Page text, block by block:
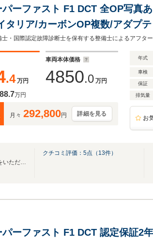
パーファスト F1 DCT 全OP写真
タリア/カーボンOP複数/アダプ
ー/チタニウムEXパイプ/レーシ
.4 万円
車両本体価格
4850.0 万円
万円
月々 292,800円 詳細を見る
年式
車検
保証
排気量
お
【クーポン】公式LINEから直接お問い合わせをいただきますと搬送費用サービス♪
クチコミ評価： 5点（ 13件）
パーファスト F1 DCT 認定保証2